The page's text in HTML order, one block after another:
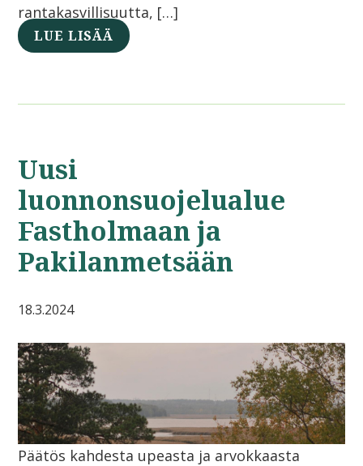
rantakasvillisuutta, […]
LUE LISÄÄ
Uusi
luonnonsuojelualue
Fastholmaan ja
Pakilanmetsään
18.3.2024
Päätös kahdesta upeasta ja arvokkaasta